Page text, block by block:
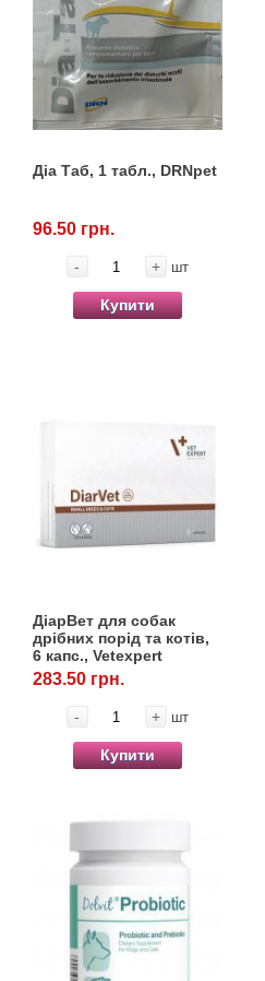
Діа Таб, 1 табл., DRNpet
96.50 грн.
- + шт
Купити
ДіарВет для собак
дрібних порід та котів,
6 капс., Vetexpert
283.50 грн.
- + шт
Купити